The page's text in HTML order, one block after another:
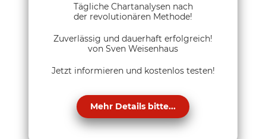
Tägliche Chartanalysen nach
der revolutionären Methode!
Zuverlässig und dauerhaft erfolgreich!
von Sven Weisenhaus
Jetzt informieren und kostenlos testen!
Mehr Details bitte...